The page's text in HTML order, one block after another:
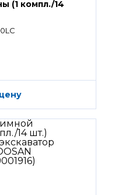
(1 компл./14